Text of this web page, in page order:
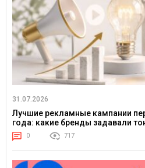
31.07.2026
Лучшие рекламные кампании
года: какие бренды задавали
0 717